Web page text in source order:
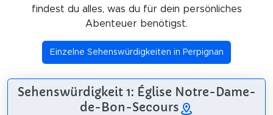
findest du alles, was du für dein persönliches
Abenteuer benötigst.
Einzelne Sehenswürdigkeiten in Perpignan
Sehenswürdigkeit 1: Église Notre-Dame-
de-Bon-Secours